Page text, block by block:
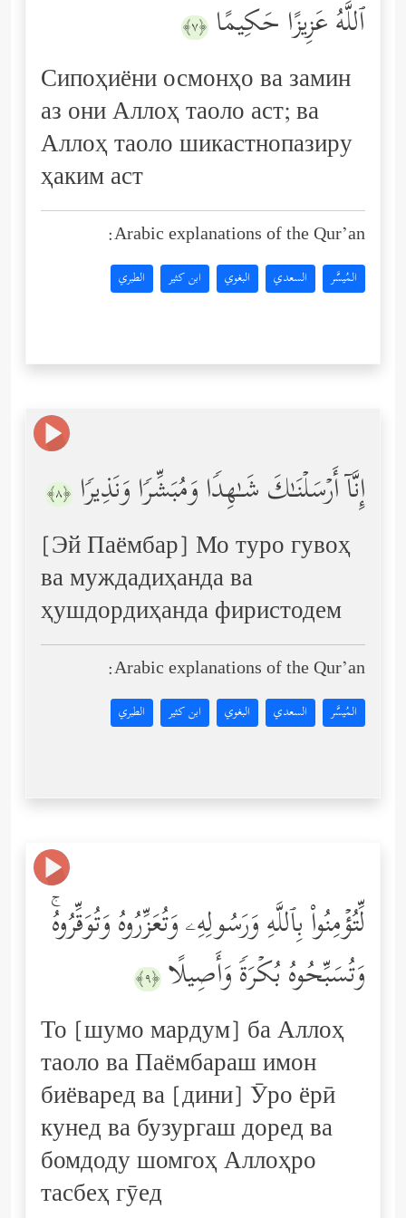
ٱللَّهُ عَزِیزًا حَكِیمًا ﴿٧﴾
Сипоҳиёни осмонҳо ва замин
аз они Аллоҳ таоло аст; ва
Аллоҳ таоло шикастнопазиру
ҳаким аст
Arabic explanations of the Qur’an:
المُيسَّر السعدي البغوي ابن كثير الطبري
إِنَّاۤ أَرۡسَلۡنَـٰكَ شَـٰهِدࣰا وَمُبَشِّرࣰا وَنَذِیرࣰا ﴿٨﴾
[Эй Паёмбар] Мо туро гувоҳ
ва муждадиҳанда ва
ҳушдордиҳанда фиристодем
Arabic explanations of the Qur’an:
المُيسَّر السعدي البغوي ابن كثير الطبري
لِّتُؤۡمِنُواْ بِٱللَّهِ وَرَسُولِهِۦ وَتُعَزِّرُوهُ وَتُوَقِّرُوهُۚ
وَتُسَبِّحُوهُ بُكۡرَةࣰ وَأَصِیلًا ﴿٩﴾
То [шумо мардум] ба Аллоҳ
таоло ва Паёмбараш имон
биёваред ва [дини] Ӯро ёрӣ
кунед ва бузургаш доред ва
бомдоду шомгоҳ Аллоҳро
тасбеҳ гӯед